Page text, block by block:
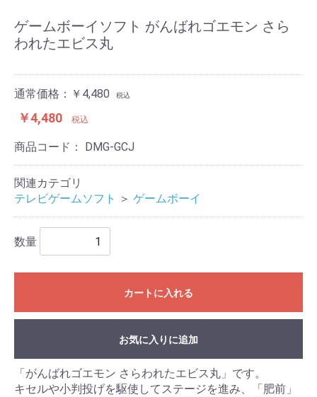
ゲームボーイソフト がんばれゴエモン さら
われたエビス丸
通常価格：￥4,480 税込
￥4,480 税込
商品コード： DMG-GCJ
関連カテゴリ
テレビゲームソフト
＞ ゲームボーイ
数量
カートに入れる
お気に入りに追加
「がんばれゴエモン さらわれたエビス丸」です。
キセルや小判投げを駆使してステージを進み、「肥前」